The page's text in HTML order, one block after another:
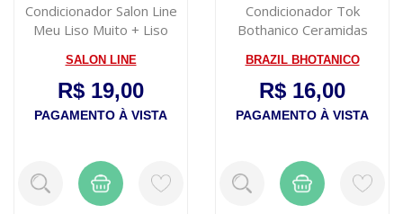
Condicionador Salon Line
Meu Liso Muito + Liso
SALON LINE
R$ 19,00
PAGAMENTO À VISTA
Condicionador Tok
Bothanico Ceramidas
BRAZIL BHOTANICO
R$ 16,00
PAGAMENTO À VISTA